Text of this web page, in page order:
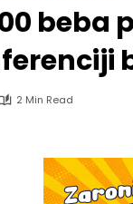
beba
2 Min Read